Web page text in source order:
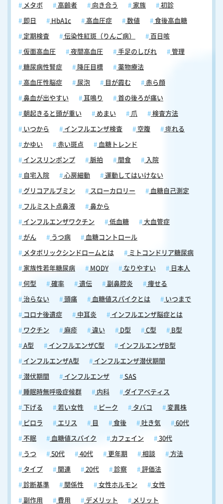
メタボ 高齢者 向き合う 家族 初診
即日 HbA1c 高血圧症 数値 食後高血糖
定期検査 伝染性紅斑（りんご病） 百日咳
仮面高血圧 夜間高血圧 手足のしびれ 管理
糖尿病性腎症 降圧目標 薬物療法
高血圧性脳症 尿泡 目が霞む 赤ら顔
鼻血が出やすい 耳鳴り 首の後ろが痛い
朝起きると頭が重い めまい 爪 検査方法
いつから インフルエンザ検査 空腹 痺れる
かゆい 赤い斑点 血糖トレンド
インスリンポンプ 脈拍 間食 入院
自宅入院 心房細動 運動してはいけない
グリコアルブミン スローカロリー 血糖自己測定
フルミスト点鼻液 鼻から
インフルエンザワクチン 低血糖 大血管症
がん うつ病 血糖コントロール
メタボリックシンドロームとは ミトコンドリア糖尿病
家族性若年糖尿病 MODY なりやすい 日本人
何型 確率 遺伝 副鼻腔炎 痩せる
治らない 頭痛 血糖値スパイクとは いつまで
コロナ後遺症 中耳炎 インフルエンザ脳症とは
ワクチン 麻疹 違い D型 C型 B型
A型 インフルエンザC型 インフルエンザB型
インフルエンザA型 インフルエンザ潜伏期間
潜伏期間 インフルエンザ SAS
睡眠時無呼吸症候群 内科 ダイアベティス
下げる 若い女性 ピーク タバコ 変異株
ピロラ エリス 目 食後 吐き気 60代
不眠 血糖値スパイク カフェイン 30代
うつ 50代 40代 更年期 相談 方法
タイプ 関連 20代 診察 評価法
診断基準 関係性 女性ホルモン 女性
副作用 費用 デメリット メリット